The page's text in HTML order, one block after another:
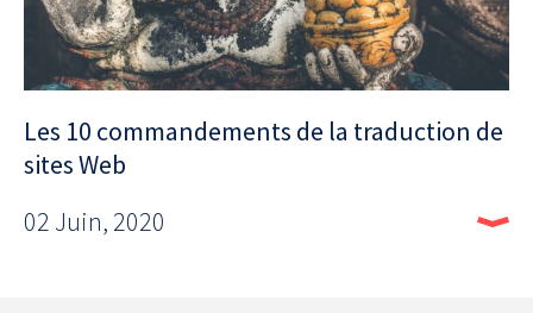
Les 10 commandements de la traduction de
sites Web
02 Juin, 2020